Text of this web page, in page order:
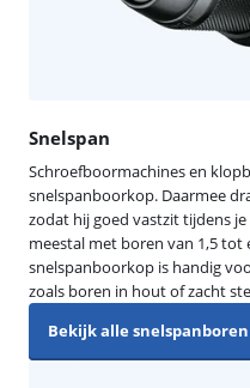
Snelspan
Schroefboormachines en
snelspanboorkop. Daarmee
zodat hij goed vastzit tijdens
meestal met boren van 1,5 tot
snelspanboorkop is handig
zoals boren in hout of zacht
Bekijk alle snelspanboren